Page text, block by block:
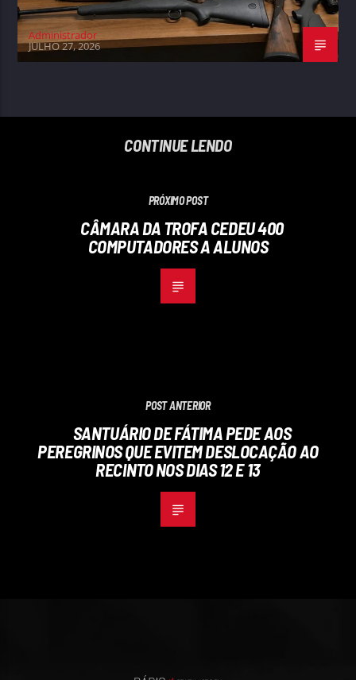
Administrador
JULHO 27, 2026
CONTINUE LENDO
PRÓXIMO POST
CÂMARA DA TROFA CEDEU 400
COMPUTADORES A ALUNOS
POST ANTERIOR
SANTUÁRIO DE FÁTIMA PEDE AOS
PEREGRINOS QUE EVITEM DESLOCAÇÃO AO
RECINTO NOS DIAS 12 E 13